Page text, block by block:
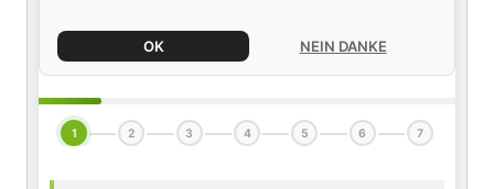
OK NEIN DANKE
1 2 3 4 5 6 7